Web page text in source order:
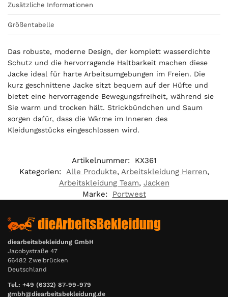
Zusätzliche Informationen
Größentabelle
Das robuste, moderne Design, der komplett wasserdichte
Schutz und die hervorragende Haltbarkeit machen diese
Jacke ideal für harte Arbeitsumgebungen im Freien. Die
kurz geschnittene Jacke sitzt bequem auf der Hüfte und
bietet eine hervorragende Bewegungsfreiheit, während sie
Sie warm und trocken hält. Strickbündchen und Saum
sorgen dafür, dass die Wärme im Inneren des
Kleidungsstücks eingeschlossen wird.
Artikelnummer:
KX361
Kategorien: Alle Produkte, Arbeitskleidung Herren,
Arbeitskleidung Team, Jacken
Marke:
Portwest
diearbeitsbekleidung GmbH
Jacobystraße 47
66482 Zweibrücken
Deutschland
Tel.: +49 (6332) 87-99-979
gmbh@diearbeitsbekleidung.de